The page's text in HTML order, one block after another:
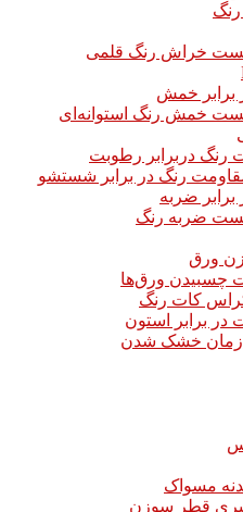
خراش رنگ قلمی
برابر خمش
خمش رنگ استوانه‌ای
رنگ دربرابر رطوبت
رنگ در برابر شستشو
برابر ضربه
ضربه رنگ
ورق
چسبیدن ورق‌ها
کات رنگ
در برابر استون
زمان خشک شدن
مسواک
قطر سوزن